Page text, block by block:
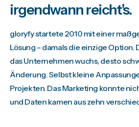
irgendwann reicht's.
gloryfy startete 2010 mit einer
Lösung – damals die einzige Option.
das Unternehmen wuchs, desto
Änderung. Selbst kleine
Projekten. Das Marketing konnte
und Daten kamen aus zehn